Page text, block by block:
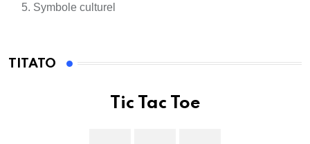
Symbole culturel
TITATO
Tic Tac Toe